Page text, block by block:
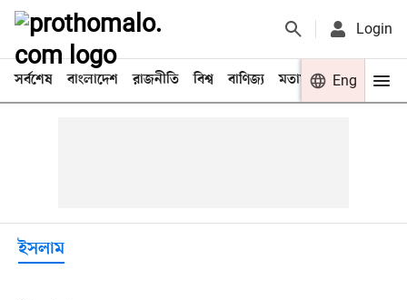
Login
সর্বশেষ বাংলাদেশ রাজনীতি বিশ্ব বাণিজ্য মতামত খেলা
Eng
ইসলাম